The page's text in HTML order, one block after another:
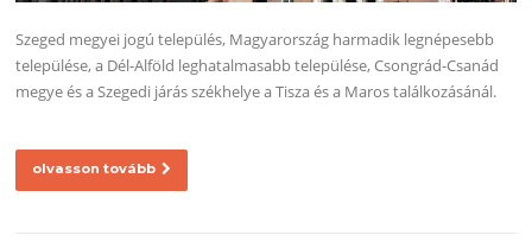
Szeged megyei jogú település, Magyarország harmadik legnépesebb
települése, a Dél-Alföld leghatalmasabb települése, Csongrád-Csanád
megye és a Szegedi járás székhelye a Tisza és a Maros találkozásánál.
olvasson tovább